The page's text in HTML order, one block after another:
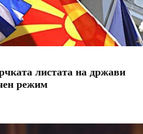
листата на држави
режим